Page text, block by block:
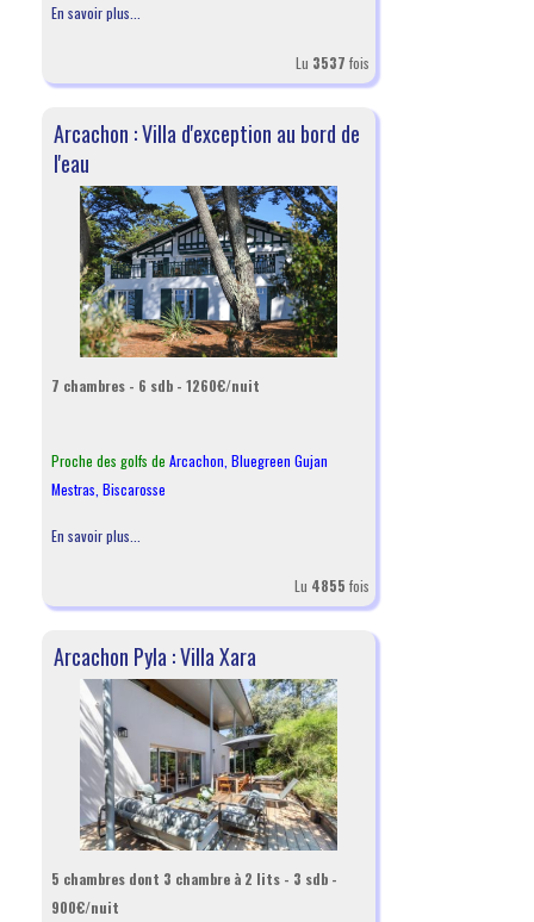
En savoir plus...
Lu 3537 fois
Arcachon : Villa d'exception au bord de
l'eau
7 chambres - 6 sdb - 1260€/nuit
Proche des golfs de Arcachon Bluegreen Gujan
Mestras Biscarosse
En savoir plus...
Lu 4855 fois
Arcachon Pyla : Villa Xara
5 chambres dont 3 chambre à 2 lits - 3 sdb -
900€/nuit